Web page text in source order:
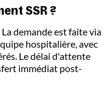
SSR ?
demande est faite via
hospitalière, avec
Le délai d'attente
immédiat post-